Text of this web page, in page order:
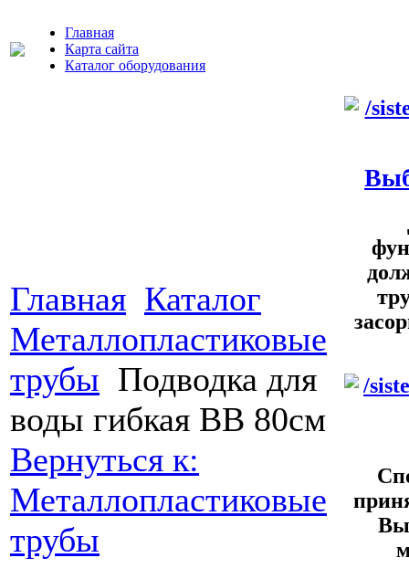
Главная
Карта сайта
Каталог оборудования
Главная Каталог
Металлопластиковые
трубы Подводка для
воды гибкая ВВ 80см
Вернуться к:
Металлопластиковые
трубы